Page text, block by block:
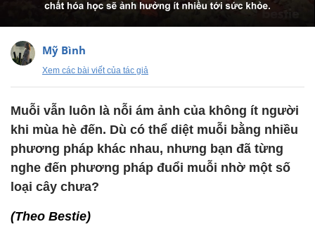
Mỹ Bình
Xem các bài viết của tác giả
Muỗi vẫn luôn là nỗi ám ảnh của không ít người
khi mùa hè đến. Dù có thể diệt muỗi bằng nhiều
phương pháp khác nhau, nhưng bạn đã từng
nghe đến phương pháp đuổi muỗi nhờ một số
loại cây chưa?
(Theo Bestie)